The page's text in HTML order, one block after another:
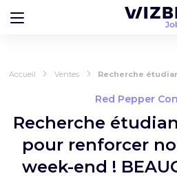
Accueil Ventes Recherche
Red Pepper
Recherche
pour renforcer
week-end !